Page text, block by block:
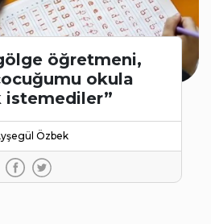
öğretmeni,
okula
istemediler”
Özbek